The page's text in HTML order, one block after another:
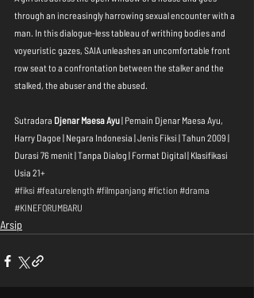
through an increasingly harrowing sexual encounter with a
man. In this dialogue-less tableau of writhing bodies and
voyeuristic gazes, SAIA unleashes an uncomfortable front
row seat to a confrontation between the stalker and the
stalked, the abuser and the abused.
Sutradara Djenar Maesa Ayu | Pemain Djenar Maesa Ayu,
Harry Dagoe | Negara Indonesia | Jenis Fiksi | Tahun 2009 |
Durasi 76 menit | Tanpa Dialog | Format Digital | Klasifikasi
Usia 21+
#fiksi #featurelength #filmpanjang #fiction #drama
#KINEFORUMBARU
Arsip